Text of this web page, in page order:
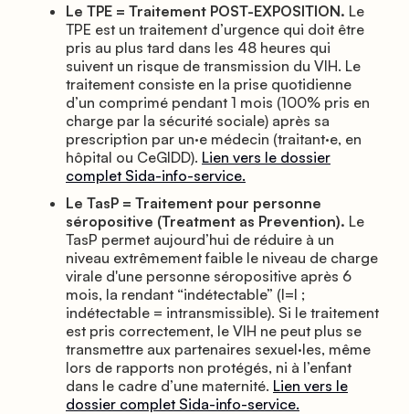
Le TPE = Traitement POST-EXPOSITION. Le
TPE est un traitement d’urgence qui doit être
pris au plus tard dans les 48 heures qui
suivent un risque de transmission du VIH. Le
traitement consiste en la prise quotidienne
d’un comprimé pendant 1 mois (100% pris en
charge par la sécurité sociale) après sa
prescription par un·e médecin (traitant·e, en
hôpital ou CeGIDD). Lien vers le dossier
complet Sida-info-service.
Le TasP = Traitement pour personne
séropositive (Treatment as Prevention). Le
TasP permet aujourd’hui de réduire à un
niveau extrêmement faible le niveau de charge
virale d'une personne séropositive après 6
mois, la rendant “indétectable” (I=I ;
indétectable = intransmissible). Si le traitement
est pris correctement, le VIH ne peut plus se
transmettre aux partenaires sexuel·les, même
lors de rapports non protégés, ni à l’enfant
dans le cadre d’une maternité. Lien vers le
dossier complet Sida-info-service.